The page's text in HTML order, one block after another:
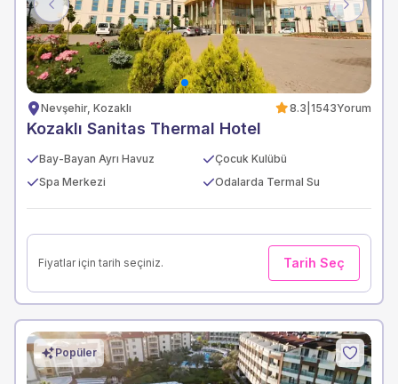
Facebook
Instagram
Previous Next
Nevşehir, Kozaklı 8.3 1543Yorum
Kozaklı Sanitas Thermal Hotel
Bay-Bayan Ayrı Havuz
Çocuk Kulübü
Spa Merkezi
Odalarda Termal Su
Fiyatlar için tarih seçiniz. Tarih Seç
Popüler